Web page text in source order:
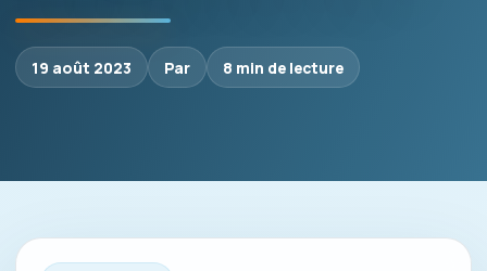
19 août 2023 Par 8 min de lecture